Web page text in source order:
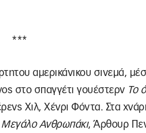
***
αμερικάνικου σινεμά,
στο σπαγγέτι γουέστερν Το
Χιλ, Χένρι Φόντα. Στα
Μεγάλο Ανθρωπάκι, Άρθουρ